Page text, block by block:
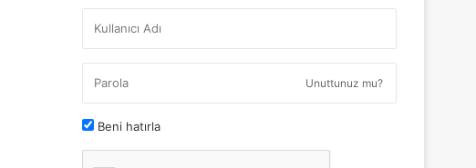
Unuttunuz mu?
Beni hatırla